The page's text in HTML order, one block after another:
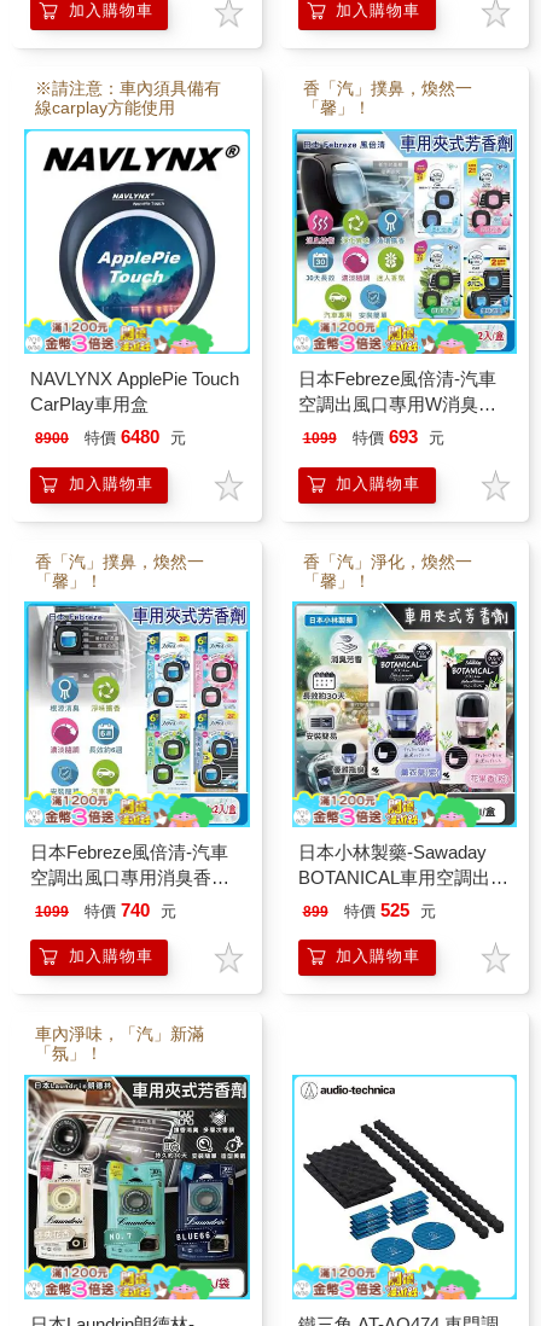
加入購物車 加入購物車
※請注意：車內須具備有
線carplay方能使用
NAVLYNX ApplePie Touch
CarPlay車用盒
8900 特價 6480 元
加入購物車
香「汽」撲鼻，煥然一
「馨」！
日本Febreze風倍清-汽車
空調出風口專用W消臭香
氛夾式空氣芳香劑2mlx2
1099 特價 693 元
加入購物車
香「汽」撲鼻，煥然一
「馨」！
日本Febreze風倍清-汽車
空調出風口專用消臭香氛
夾式空氣芳香劑2.4mlx2入/
味留香/濃淡可調節/長效約
6週)
1099 特價 740 元
加入購物車
香「汽」淨化，煥然一
「馨」！
日本小林製藥-Sawaday
BOTANICAL車用空調出風
口專用夾式芳香劑6ml/盒
載香氛/除臭味皮革食物異
味/長效馨香約30天)
899 特價 525 元
加入購物車
車內淨味，「汽」新滿
「氛」！